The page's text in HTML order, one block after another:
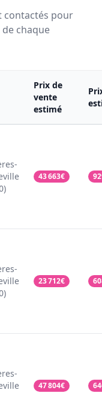
contactés pour
chaque
Prix de
vente
estimé
43 663€
23 712€
47 804€